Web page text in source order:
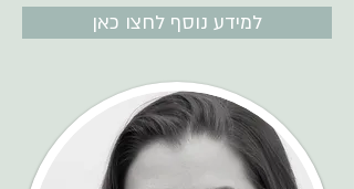
למידע נוסף לחצו כאן